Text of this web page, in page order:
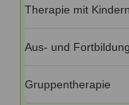
Therapie mit
Aus- und
Gruppentherapie